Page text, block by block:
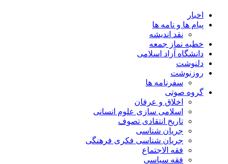
اخبار
پیام ها و نامه ها
نقد اندیشه
خطبه نماز جمعه
دانشگاه آزاد اسلامی
دلنوشت
روزنوشت
سفرنامه ها
گروه صوتی
اخلاق و عرفان
اسلامی سازی علوم انسانی
تاریخ انتقادی تصوف
جریان شناسی
جریان شناسی فکری فرهنگی
فقه الاجتماع
فقه سیاسی